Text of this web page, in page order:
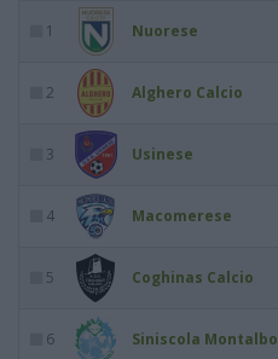
1 Nuorese
2 Alghero Calcio
3 Usinese
4 Macomerese
5 Coghinas Calcio
6 Siniscola Montalbo